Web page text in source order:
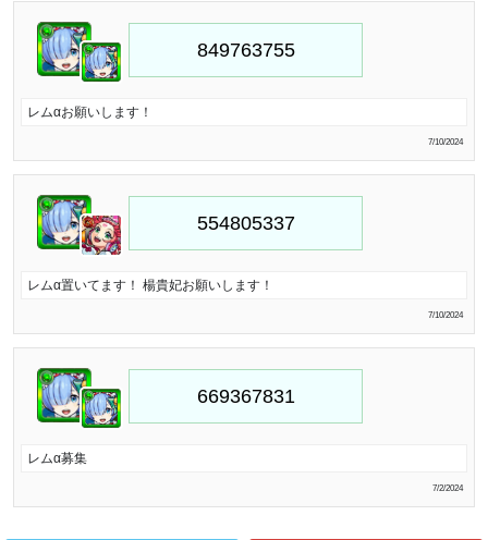
レムαお願いします！
7/10/2024
レムα置いてます！ 楊貴妃お願いします！
7/10/2024
レムα募集
7/2/2024